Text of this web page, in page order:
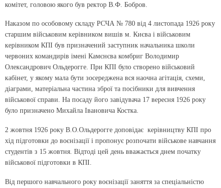
комітет, головою якого був ректор В.Ф. Бобров.
Наказом по особовому складу РСЧА № 780 від 4 листопада 1926 року
старшим військовим керівником вишів м. Києва і військовим
керівником КПІ був призначений заступник начальника школи
червоних командирів імені Камєнєва комбриг Володимир
Олександрович Ольдерогге. При КПІ було створено військовий
кабінет, у якому мала бути зосереджена вся наочна агітація, схеми,
діаграми, матеріальна частина зброї та посібники для вивчення
військової справи. На посаду його завідувача 17 вересня 1926 року
було призначено Михайла Івановича Костка.
2 жовтня 1926 року В.О.Ольдерогге доповідає керівництву КПІ про
хід підготовки до воєнізації і пропонує розпочати військове навчання
студентів з 15 жовтня. Відтоді цей день вважається днем початку
військової підготовки в КПІ.
Від першого навчального року воєнізації заняття за спеціальністю